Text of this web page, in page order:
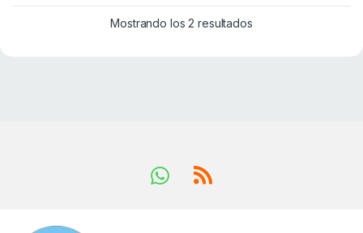
Mostrando los 2 resultados